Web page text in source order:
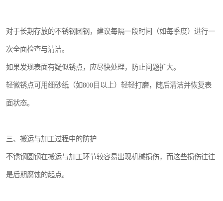
对于长期存放的不锈钢圆钢，建议每隔一段时间（如每季度）进行一
次全面检查与清洁。
如果发现表面有疑似锈点，应尽快处理，防止问题扩大。
轻微锈点可用细砂纸（如800目以上）轻轻打磨，随后清洁并恢复表
面状态。
三、搬运与加工过程中的防护
不锈钢圆钢在搬运与加工环节较容易出现机械损伤，而这些损伤往往
是后期腐蚀的起点。